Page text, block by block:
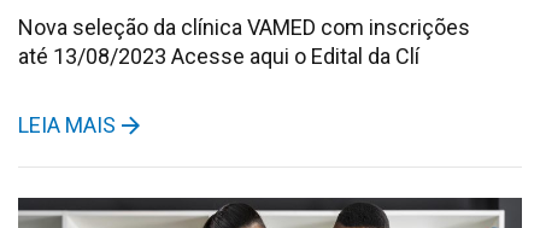
Nova seleção da clínica VAMED com inscrições
até 13/08/2023 Acesse aqui o Edital da Clí
LEIA MAIS